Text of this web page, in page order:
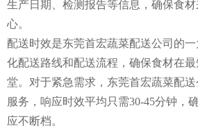
生产日期、检测报告等信息，确保食
心。
配送时效是东莞首宏蔬菜配送公司的
化配送路线和配送流程，确保食材在
堂。对于紧急需求，东莞首宏蔬菜配
服务，响应时效平均只需30-45分钟，
应不断档。